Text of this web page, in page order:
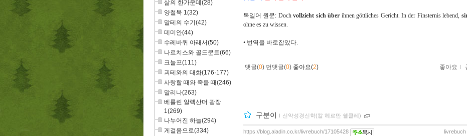
삶의 한가운데(28)
양철북 1(32)
말테의 수기(42)
데미안(44)
수레바퀴 아래서(50)
나르치스와 골드문트(66)
크눌프(111)
괴테와의 대화(176·177)
사랑할 때와 죽을 때(246)
말리나(263)
베를린 알렉산더 광장
1(269)
나누어진 하늘(294)
게걸음으로(334)
독일어 원문: Dochvollzieht sich über ihnen göttliches Gericht. In der Finsternis lebend,
ohne es zu wissen.
• 번역을 바로잡았다.
댓글(0) 먼댓글(0) 좋아요(2) 좋아요 ｌ
구분이 ｌ 신약성경신학(칼 헤르만 쉘클레)
livrebuch
https://blog.aladin.co.kr/livrebuch/17105428